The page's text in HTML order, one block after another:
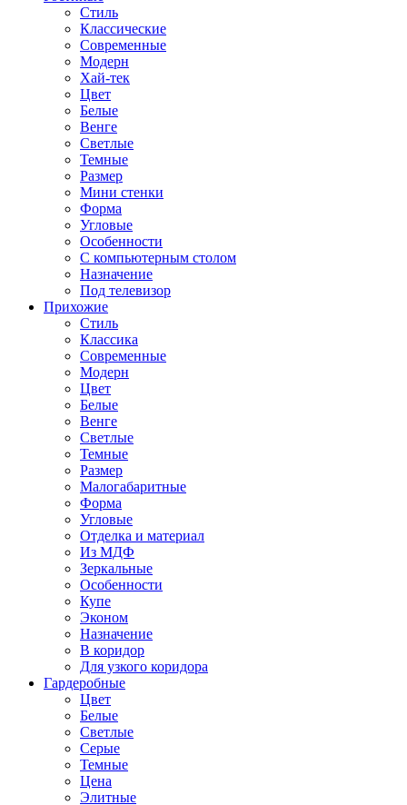
Стиль
Классические
Современные
Модерн
Хай-тек
Цвет
Белые
Венге
Светлые
Темные
Размер
Мини стенки
Форма
Угловые
Особенности
С компьютерным столом
Назначение
Под телевизор
Прихожие
Стиль
Классика
Современные
Модерн
Цвет
Белые
Венге
Светлые
Темные
Размер
Малогабаритные
Форма
Угловые
Отделка и материал
Из МДФ
Зеркальные
Особенности
Купе
Эконом
Назначение
В коридор
Для узкого коридора
Гардеробные
Цвет
Белые
Светлые
Серые
Темные
Цена
Элитные